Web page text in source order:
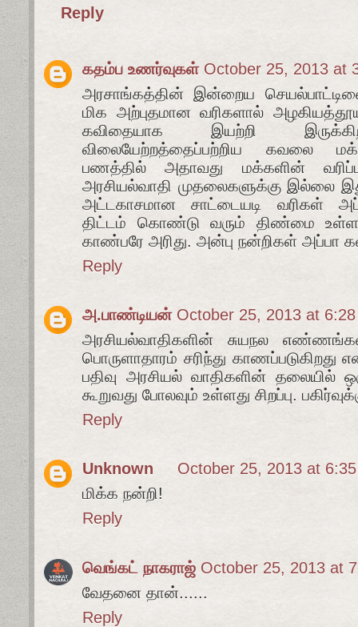
Reply
கதம்ப உணர்வுகள் October 25, 2013 at
அரசாங்கத்தின் இன்றைய
மிக அற்புதமான வரிகளால்
கவிதையாக இயற்றி
விலையேற்றத்தைப்பற்றிய கவலை
பணத்தில் அதாவது மக்களின்
அரசியல்வாதி முதலைகளுக்கு இல்லை
அட்டகாசமான சாட்டையடி வரிகள்
திட்டம் கொண்டு வரும் திண்மை
காண்பரே அரிது. அன்பு நன்றிகள் அப்பா
Reply
அ.பாண்டியன் October 25, 2013 at 6:28
அரசியல்வாதிகளின் சுயநல
பொருளாதாரம் சரிந்து
பதிவு அரசியல் வாதிகளின் தலையில்
கூறுவது போலவும் உள்ளது சிறப்பு.
Reply
Unknown
October 25, 2013 at
மிக்க நன்றி!
Reply
வெங்கட் நாகராஜ் October 25, 2013 at
வேதனை தான்......
Reply